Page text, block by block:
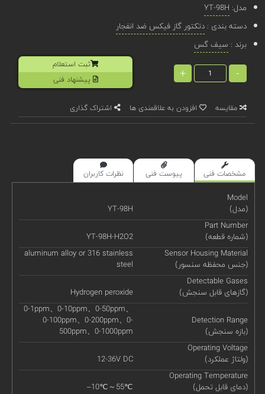
مدل: YT-98H
دسته بندی :دتکتور گاز فیکس ضد انفجار
برند : سیف گس
-
+
ثبت استعلام
پیشنهاد فنی
مقایسه افزودن به علاقمندی ها اشتراک گذاری
مشخصات فنی پیوست فنی نظرات کاربران
Model
(مدل)
YT-98H
Part Number
(شماره قطعه)
YT-98H-H2O2
Sensor Housing Material
(جنس محفظه سنسور)
aluminum alloy or 316 stainless
steel
Detectable Gases
(گازهای قابل سنجش)
Hydrogen peroxide
Detection Range
(بازه سنجش)
0-1ppm、0-10ppm、0-50ppm、
0-100ppm、0-200ppm、0-
500ppm、0-1000ppm
Operating Voltage
(ولتاژ عملکرد)
12-36V DC
Operating Temperature
(دمای قابل تحمل)
–10℃～55℃